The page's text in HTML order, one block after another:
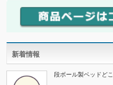
新着情報
段ボール製ベッドど